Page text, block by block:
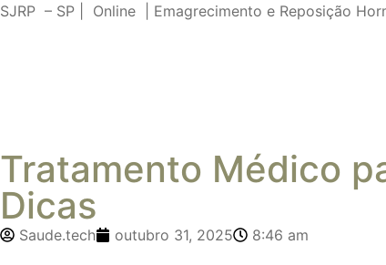
SJRP – SP | Online | Emagrecimento e Reposição
Tratamento Médico
Dicas
Saude.tech outubro 31, 2025 8:46 am